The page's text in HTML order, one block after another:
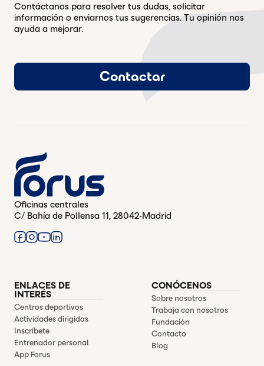
Contáctanos para resolver tus dudas, solicitar
información o enviarnos tus sugerencias. Tu opinión nos
ayuda a mejorar.
Contactar
Oficinas centrales
C/ Bahía de Pollensa 11, 28042-Madrid
ENLACES DE
INTERÉS
Centros deportivos
Actividades dirigidas
Inscríbete
Entrenador personal
App Forus
CONÓCENOS
Sobre nosotros
Trabaja con nosotros
Fundación
Contacto
Blog